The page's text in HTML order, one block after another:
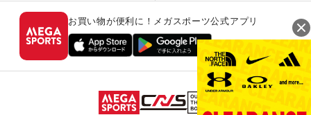
お買い物が便利に！メガスポーツ公式アプリ